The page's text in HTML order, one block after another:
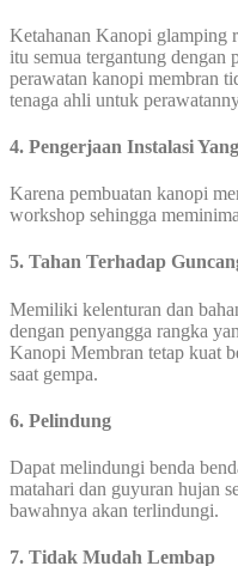
Ketahanan Kanopi glamping
itu semua tergantung dengan
perawatan kanopi membran
tenaga ahli untuk
4. Pengerjaan Instalasi
Karena pembuatan kanopi
workshop sehingga
5. Tahan Terhadap
Memiliki kelenturan dan
dengan penyangga rangka
Kanopi Membran tetap kuat
saat gempa.
6. Pelindung
Dapat melindungi benda
matahari dan guyuran hujan
bawahnya akan terlindungi.
7. Tidak Mudah Lembap